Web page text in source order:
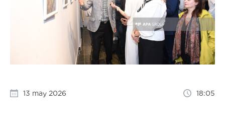
13 may 2026 18:05